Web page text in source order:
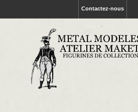
Contactez-nous